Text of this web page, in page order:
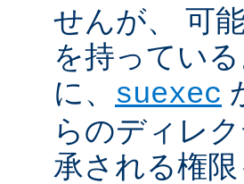
せんが、 可
を持ってい
に、 suexec
らのディレ
承される権